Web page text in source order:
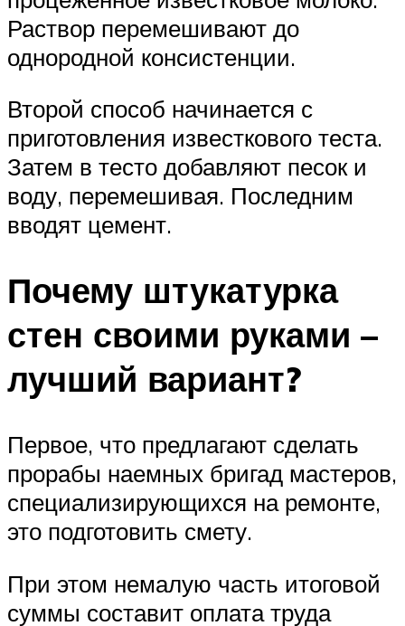
Раствор перемешивают до
однородной консистенции.
Второй способ начинается с
приготовления известкового теста.
Затем в тесто добавляют песок и
воду, перемешивая. Последним
вводят цемент.
Почему штукатурка
стен своими руками –
лучший вариант?
Первое, что предлагают сделать
прорабы наемных бригад мастеров,
специализирующихся на ремонте,
это подготовить смету.
При этом немалую часть итоговой
суммы составит оплата труда